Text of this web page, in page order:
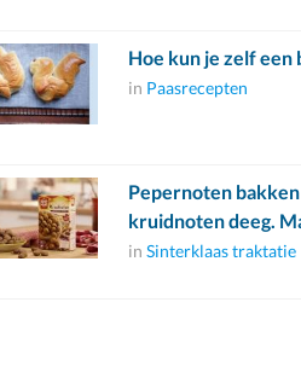
Hoe kun je zelf een
in Paasrecepten
Pepernoten
kruidnoten deeg.
in Sinterklaas traktatie